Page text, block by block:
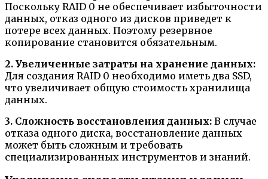
Поскольку RAID 0 не обеспечивает избыточности
данных, отказ одного из дисков приведет к
потере всех данных. Поэтому резервное
копирование становится обязательным.
2. Увеличенные затраты на хранение данных:
Для создания RAID 0 необходимо иметь два SSD,
что увеличивает общую стоимость хранилища
данных.
3. Сложность восстановления данных: В случае
отказа одного диска, восстановление данных
может быть сложным и требовать
специализированных инструментов и знаний.